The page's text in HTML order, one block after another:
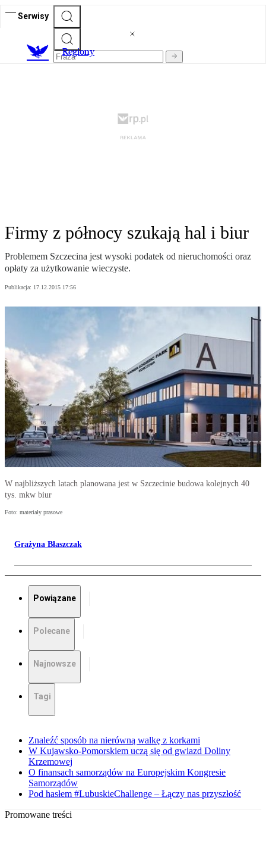
Serwisy
Regiony
Firmy z północy szukają hal i biur
Problemem Szczecina jest wysoki podatek od nieruchomości oraz
opłaty za użytkowanie wieczyste.
Publikacja: 17.12.2015 17:56
W najbliższych latach planowana jest w Szczecinie budowa kolejnych 40
tys. mkw biur
Foto: materiały prasowe
Grażyna Błaszczak
Powiązane
Polecane
Najnowsze
Tagi
Znaleźć sposób na nierówną walkę z korkami
W Kujawsko-Pomorskiem uczą się od gwiazd Doliny
Krzemowej
O finansach samorządów na Europejskim Kongresie
Samorządów
Pod hasłem #LubuskieChallenge – Łączy nas przyszłość
Promowane treści